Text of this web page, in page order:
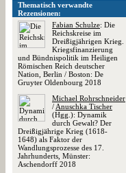
Thematisch verwandte
Rezensionen:
Fabian Schulze: Die
Reichskreise im
Dreißigjährigen Krieg.
Kriegsfinanzierung
und Bündnispolitik im Heiligen
Römischen Reich deutscher
Nation, Berlin / Boston: De
Gruyter Oldenbourg 2018
Michael Rohrschneider
/ Anuschka Tischer
(Hgg.): Dynamik
durch Gewalt? Der
Dreißigjährige Krieg (1618-
1648) als Faktor der
Wandlungsprozesse des 17.
Jahrhunderts, Münster:
Aschendorff 2018